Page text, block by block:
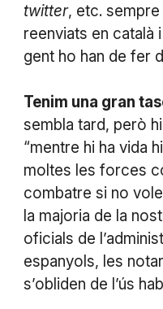
twitter, etc.
reenviats en català
gent ho han de fer
Tenim una gran
sembla tard, però
“mentre hi ha vida
moltes les forces
combatre si no
la majoria de la
oficials de
espanyols, les
s’obliden de l’ús